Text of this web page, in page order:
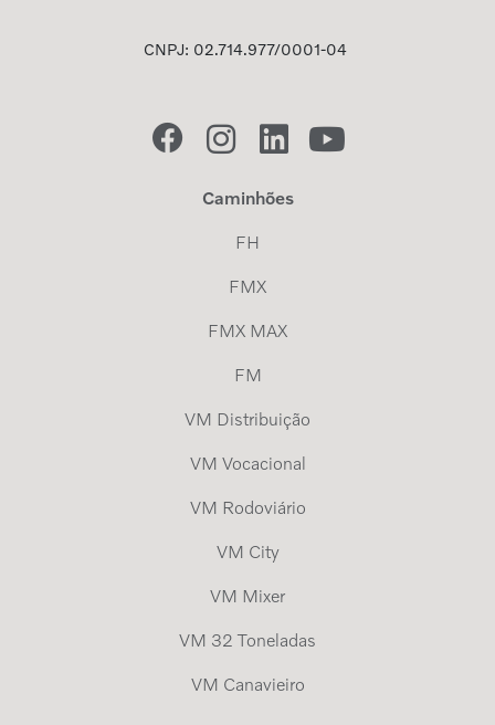
CNPJ: 02.714.977/0001-04
Caminhões
FH
FMX
FMX MAX
FM
VM Distribuição
VM Vocacional
VM Rodoviário
VM City
VM Mixer
VM 32 Toneladas
VM Canavieiro